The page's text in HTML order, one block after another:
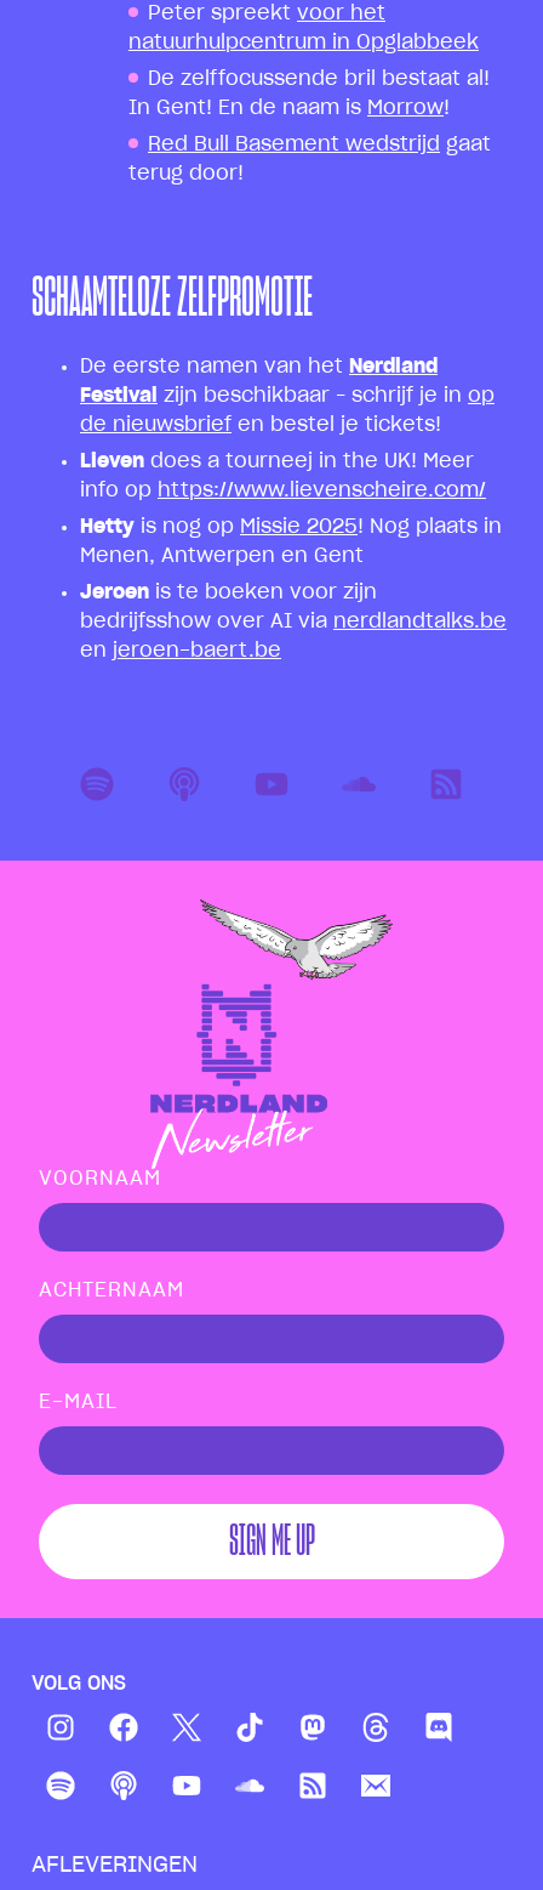
Peter spreekt voor het
natuurhulpcentrum in Opglabbeek
De zelffocussende bril bestaat al!
In Gent! En de naam is Morrow!
Red Bull Basement wedstrijd gaat
terug door!
SCHAAMTELOZE ZELFPROMOTIE
De eerste namen van het Nerdland
Festival
zijn beschikbaar – schrijf je in op
de nieuwsbrief en bestel je tickets!
Lieven does a tourneej in the UK! Meer
info op https://www.lievenscheire.com/
Hetty is nog op Missie 2025! Nog plaats in
Menen, Antwerpen en Gent
Jeroen is te boeken voor zijn
bedrijfsshow over AI via nerdlandtalks.be
en jeroen-baert.be
VOORNAAM
ACHTERNAAM
E-MAIL
SIGN ME UP
VOLG ONS
AFLEVERINGEN